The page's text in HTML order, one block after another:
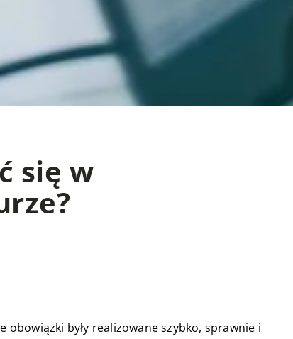
się w
obowiązki były realizowane szybko, sprawnie i